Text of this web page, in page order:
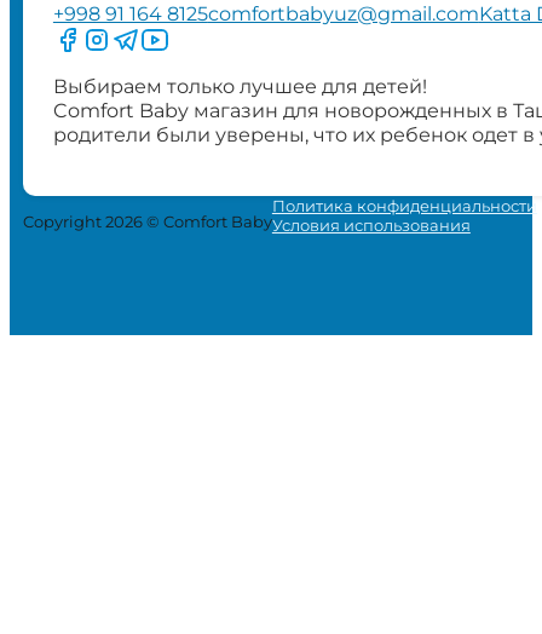
+998 91 164 8125comfortbabyuz@gmail.comKatta
Следите за нами на Facebook
Следите за нами в Instagram
Следите за нами в Telegram
Следите за нами в YouTube
Выбираем только лучшее для детей!
Comfort Baby магазин для новорожденных в
родители были уверены, что их ребенок одет
Copyright 2026 © Comfort Baby
Политика конфиденциальности
Условия использования